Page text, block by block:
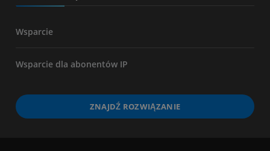
Wsparcie
Wsparcie dla abonentów IP
ZNAJDŹ ROZWIĄZANIE